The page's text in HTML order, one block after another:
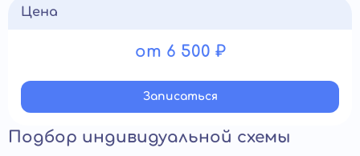
Цена
от 6 500 ₽
Записатьcя
Подбор индивидуальной схемы